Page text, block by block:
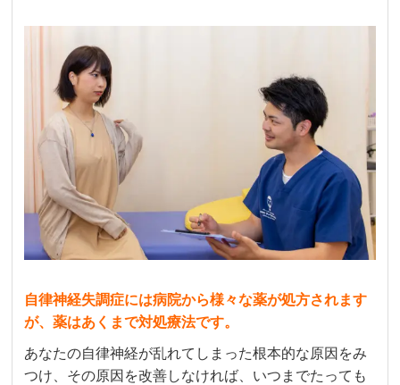
自律神経失調症には病院から様々な薬が処方されます
が、薬はあくまで対処療法です。
あなたの自律神経が乱れてしまった根本的な原因をみ
つけ、その原因を改善しなければ、いつまでたっても